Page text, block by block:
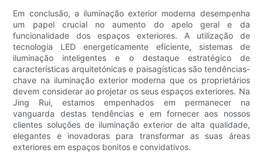
Em conclusão, a iluminação exterior moderna desempenha
um papel crucial no aumento do apelo geral e da
funcionalidade dos espaços exteriores. A utilização de
tecnologia LED energeticamente eficiente, sistemas de
iluminação inteligentes e o destaque estratégico de
características arquitetónicas e paisagísticas são tendências-
chave na iluminação exterior moderna que os proprietários
devem considerar ao projetar os seus espaços exteriores. Na
Jing Rui, estamos empenhados em permanecer na
vanguarda destas tendências e em fornecer aos nossos
clientes soluções de iluminação exterior de alta qualidade,
elegantes e inovadoras para transformar as suas áreas
exteriores em espaços bonitos e convidativos.